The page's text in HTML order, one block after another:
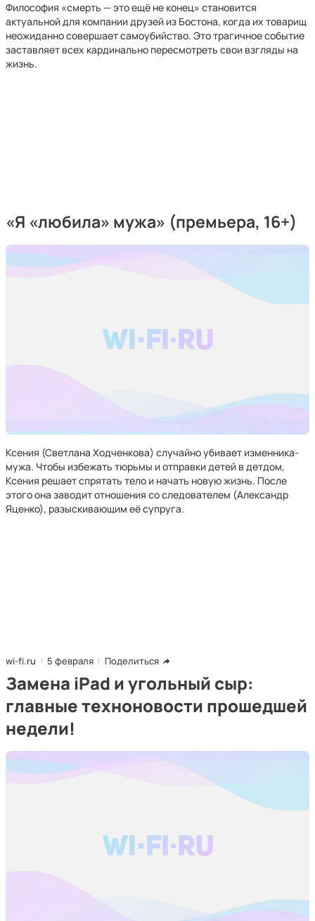
Философия «смерть — это ещё не конец» становится
актуальной для компании друзей из Бостона, когда их товарищ
неожиданно совершает самоубийство. Это трагичное событие
заставляет всех кардинально пересмотреть свои взгляды на
жизнь.
«Я «любила» мужа» (премьера, 16+)
Ксения (Светлана Ходченкова) случайно убивает изменника-
мужа. Чтобы избежать тюрьмы и отправки детей в детдом,
Ксения решает спрятать тело и начать новую жизнь. После
этого она заводит отношения со следователем (Александр
Яценко), разыскивающим её супруга.
wi-fi.ru 5 февраля Поделиться
Замена iPad и угольный сыр:
главные техноновости прошедшей
недели!